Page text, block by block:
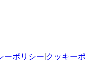
ーポリシー クッキーポ